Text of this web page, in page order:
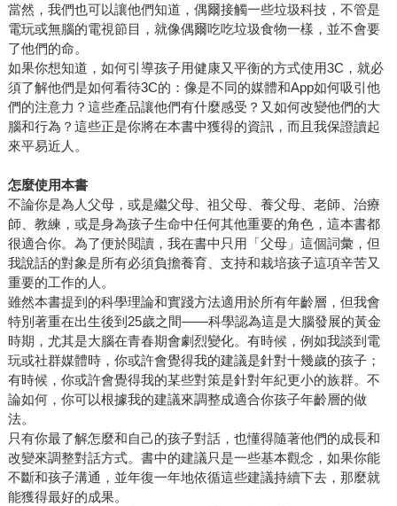
當然，我們也可以讓他們知道，偶爾接觸一些垃圾科技，不管是
電玩或無腦的電視節目，就像偶爾吃吃垃圾食物一樣，並不會要
了他們的命。
如果你想知道，如何引導孩子用健康又平衡的方式使用3C，就必
須了解他們是如何看待3C的：像是不同的媒體和App如何吸引他
們的注意力？這些產品讓他們有什麼感受？又如何改變他們的大
腦和行為？這些正是你將在本書中獲得的資訊，而且我保證讀起
來平易近人。
怎麼使用本書
不論你是為人父母，或是繼父母、祖父母、養父母、老師、治療
師、教練，或是身為孩子生命中任何其他重要的角色，這本書都
很適合你。為了便於閱讀，我在書中只用「父母」這個詞彙，但
我說話的對象是所有必須負擔養育、支持和栽培孩子這項辛苦又
重要的工作的人。
雖然本書提到的科學理論和實踐方法適用於所有年齡層，但我會
特別著重在出生後到25歲之間――科學認為這是大腦發展的黃金
時期，尤其是大腦在青春期會劇烈變化。有時候，例如我談到電
玩或社群媒體時，你或許會覺得我的建議是針對十幾歲的孩子；
有時候，你或許會覺得我的某些對策是針對年紀更小的族群。不
論如何，你可以根據我的建議來調整成適合你孩子年齡層的做
法。
只有你最了解怎麼和自己的孩子對話，也懂得隨著他們的成長和
改變來調整對話方式。書中的建議只是一些基本觀念，如果你能
不斷和孩子溝通，並年復一年地依循這些建議持續下去，那麼就
能獲得最好的成果。